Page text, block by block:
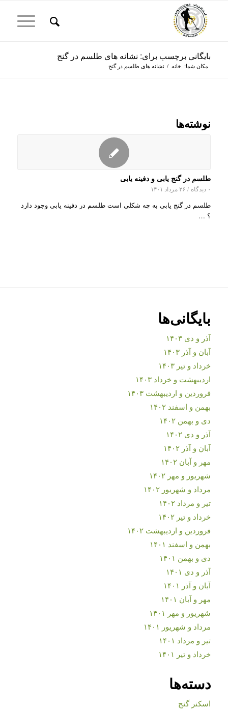
بایگانی برچسب برای: نشانه های طلسم در گنج
مکان شما: خانه / نشانه های طلسم در گنج
نوشته‌ها
طلسم در گنج یابی و دفینه یابی
۰ دیدگاه / ۲۶ مرداد ۱۴۰۱
طلسم در گنج یابی به چه شکلی است طلسم در دفینه یابی وجود دارد
؟ …
بایگانی‌ها
آذر و دی ۱۴۰۳
آبان و آذر ۱۴۰۳
خرداد و تیر ۱۴۰۳
اردیبهشت و خرداد ۱۴۰۳
فروردین و اردیبهشت ۱۴۰۳
بهمن و اسفند ۱۴۰۲
دی و بهمن ۱۴۰۲
آذر و دی ۱۴۰۲
آبان و آذر ۱۴۰۲
مهر و آبان ۱۴۰۲
شهریور و مهر ۱۴۰۲
مرداد و شهریور ۱۴۰۲
تیر و مرداد ۱۴۰۲
خرداد و تیر ۱۴۰۲
فروردین و اردیبهشت ۱۴۰۲
بهمن و اسفند ۱۴۰۱
دی و بهمن ۱۴۰۱
آذر و دی ۱۴۰۱
آبان و آذر ۱۴۰۱
مهر و آبان ۱۴۰۱
شهریور و مهر ۱۴۰۱
مرداد و شهریور ۱۴۰۱
تیر و مرداد ۱۴۰۱
خرداد و تیر ۱۴۰۱
دسته‌ها
اسکنر گنج